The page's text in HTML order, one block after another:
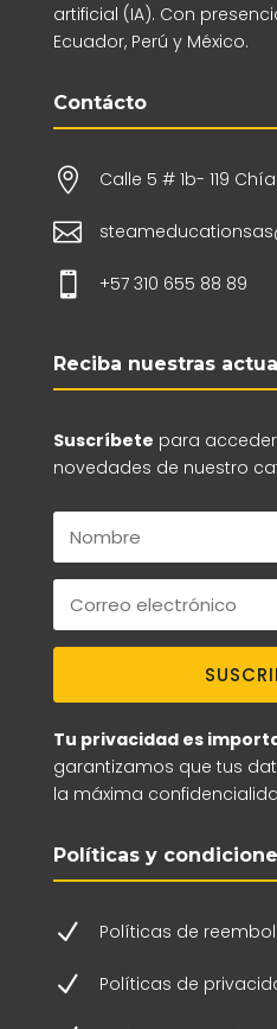
artificial (IA). Con
Ecuador, Perú y México.
Contácto
 Calle 5 # 1b- 119 Chía

 +57 310 655 88 89
Reciba nuestras
Suscríbete para
novedades de nuestro
Tu privacidad es
garantizamos que tus
la máxima
Políticas y
N Políticas de
N Políticas de